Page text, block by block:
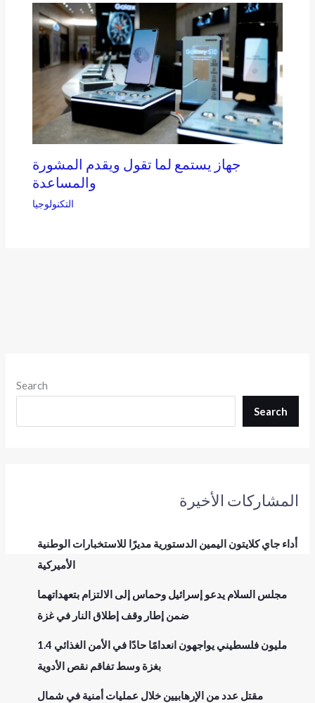
Search
Search
المشاركات الأخيرة
أداء جاي كلايتون اليمين الدستورية مديرًا للاستخبارات الوطنية
الأميركية
مجلس السلام يدعو إسرائيل وحماس إلى الالتزام بتعهداتهما
ضمن إطار وقف إطلاق النار في غزة
1.4 مليون فلسطيني يواجهون انعدامًا حادًا في الأمن الغذائي
بغزة وسط تفاقم نقص الأدوية
مقتل عدد من الإرهابيين خلال عمليات أمنية في شمال
جهاز يستمع لما تقول ويقدم المشورة
والمساعدة
التكنولوجيا